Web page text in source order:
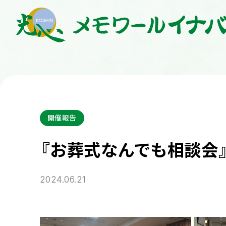
開催報告
『お葬式なんでも相談会
2024.06.21